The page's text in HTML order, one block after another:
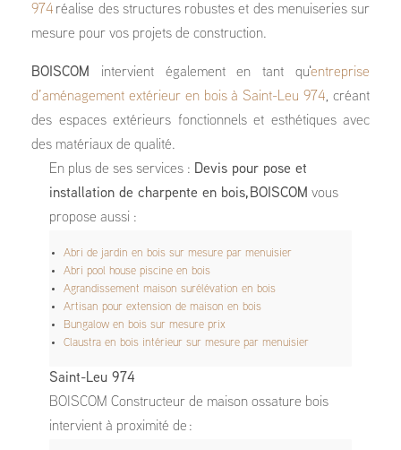
974 réalise des structures robustes et des menuiseries sur
mesure pour vos projets de construction.
BOISCOM intervient également en tant qu'entreprise
d’aménagement extérieur en bois à Saint-Leu 974, créant
des espaces extérieurs fonctionnels et esthétiques avec
des matériaux de qualité.
En plus de ses services : Devis pour pose et
installation de charpente en bois, BOISCOM vous
propose aussi :
Abri de jardin en bois sur mesure par menuisier
Abri pool house piscine en bois
Agrandissement maison surélévation en bois
Artisan pour extension de maison en bois
Bungalow en bois sur mesure prix
Claustra en bois intérieur sur mesure par menuisier
Saint-Leu 974
BOISCOM Constructeur de maison ossature bois
intervient à proximité de :